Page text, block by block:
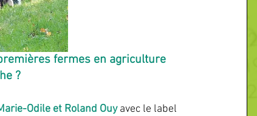
fermes en agriculture
?
Odile et Roland Ouy avec le label